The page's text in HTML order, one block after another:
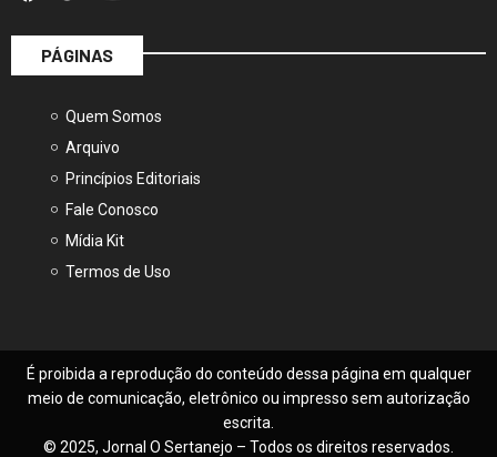
PÁGINAS
Quem Somos
Arquivo
Princípios Editoriais
Fale Conosco
Mídia Kit
Termos de Uso
É proibida a reprodução do conteúdo dessa página em qualquer
meio de comunicação, eletrônico ou impresso sem autorização
escrita.
© 2025, Jornal O Sertanejo – Todos os direitos reservados.